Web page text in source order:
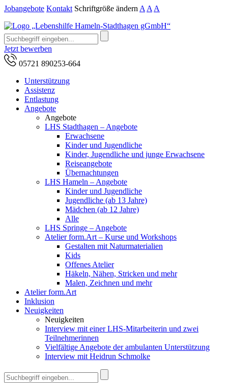
Jobangebote Kontakt Schriftgröße ändern A A A
Jetzt bewerben
05721 890253-664
Unterstützung
Assistenz
Entlastung
Angebote
Angebote
LHS Stadthagen – Angebote
Erwachsene
Kinder und Jugendliche
Kinder, Jugendliche und junge Erwachsene
Reiseangebote
Übernachtungen
LHS Hameln – Angebote
Kinder und Jugendliche
Jugendliche (ab 13 Jahre)
Mädchen (ab 12 Jahre)
Alle
LHS Springe – Angebote
Atelier form.Art – Kurse und Workshops
Gestalten mit Naturmaterialien
Kids
Offenes Atelier
Häkeln, Nähen, Stricken und mehr
Malen, Zeichnen und mehr
Atelier form.Art
Inklusion
Neuigkeiten
Neuigkeiten
Interview mit einer LHS-Mitarbeiterin und zwei
Teilnehmerinnen
Vielfältige Angebote der ambulanten Unterstützung
Interview mit Heidrun Schmolke